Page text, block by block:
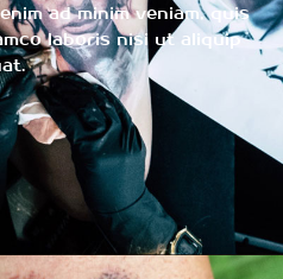
ad minim veniam, quis
laboris nisi ut aliquip